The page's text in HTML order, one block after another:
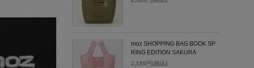
moz SHOPPING BAG BOOK SP
RING EDITION SAKURA
2,189円(税込)